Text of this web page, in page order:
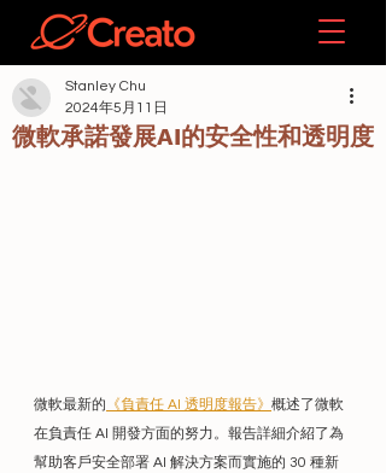
微軟承諾發展AI的安全性和透明度
Stanley Chu
2024年5月11日
微軟最新的 《負責任 AI 透明度報告》 概述了微軟
在負責任 AI 開發方面的努力。報告詳細介紹了為
幫助客戶安全部署 AI 解決方案而實施的 30 種新